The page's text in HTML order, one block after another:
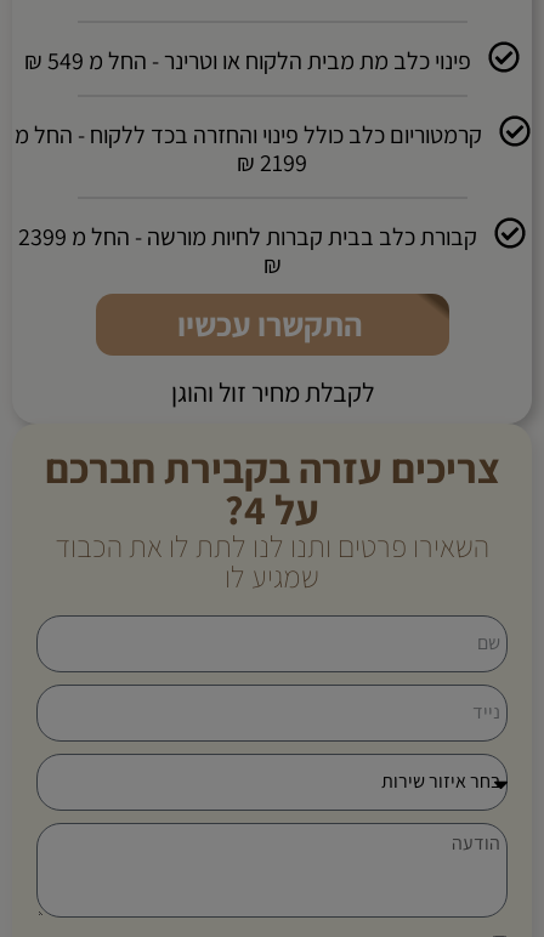
פינוי כלב מת מבית הלקוח או וטרינר - החל מ 549 ₪
קרמטוריום כלב כולל פינוי והחזרה בכד ללקוח - החל מ
2199 ₪
קבורת כלב בבית קברות לחיות מורשה - החל מ 2399
₪
התקשרו עכשיו
לקבלת מחיר זול והוגן
צריכים עזרה בקבירת חברכם
על 4?
השאירו פרטים ותנו לנו לתת לו את הכבוד
שמגיע לו